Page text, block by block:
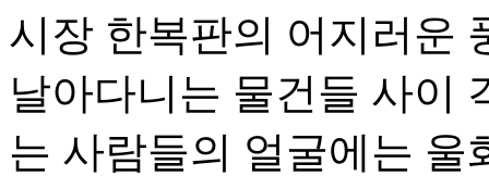
시장 한복판의 어지러운
날아다니는 물건들 사이
는 사람들의 얼굴에는 울